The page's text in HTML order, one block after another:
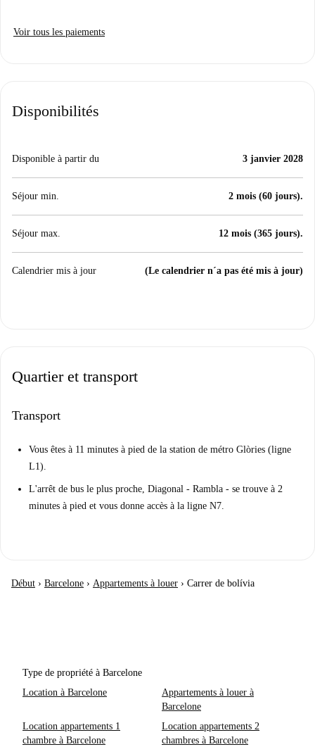
Voir tous les paiements
Disponibilités
Disponible à partir du 3 janvier 2028
Séjour min. 2 mois (60 jours).
Séjour max. 12 mois (365 jours).
Calendrier mis à jour (Le calendrier n´a pas été mis à jour)
Quartier et transport
Transport
Vous êtes à 11 minutes à pied de la station de métro Glòries (ligne
L1).
L'arrêt de bus le plus proche, Diagonal - Rambla - se trouve à 2
minutes à pied et vous donne accès à la ligne N7.
Début › Barcelone › Appartements à louer › Carrer de bolívia
Type de propriété à Barcelone
Location à Barcelone
Appartements à louer à
Barcelone
Location appartements 1
chambre à Barcelone
Location appartements 2
chambres à Barcelone